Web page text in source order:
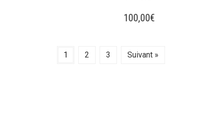
100,00€
1 2 3 Suivant »